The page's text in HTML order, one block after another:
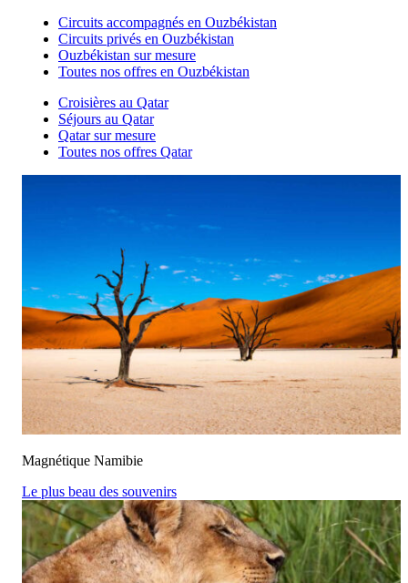
Circuits accompagnés en Ouzbékistan
Circuits privés en Ouzbékistan
Ouzbékistan sur mesure
Toutes nos offres en Ouzbékistan
Croisières au Qatar
Séjours au Qatar
Qatar sur mesure
Toutes nos offres Qatar
Magnétique Namibie
Le plus beau des souvenirs